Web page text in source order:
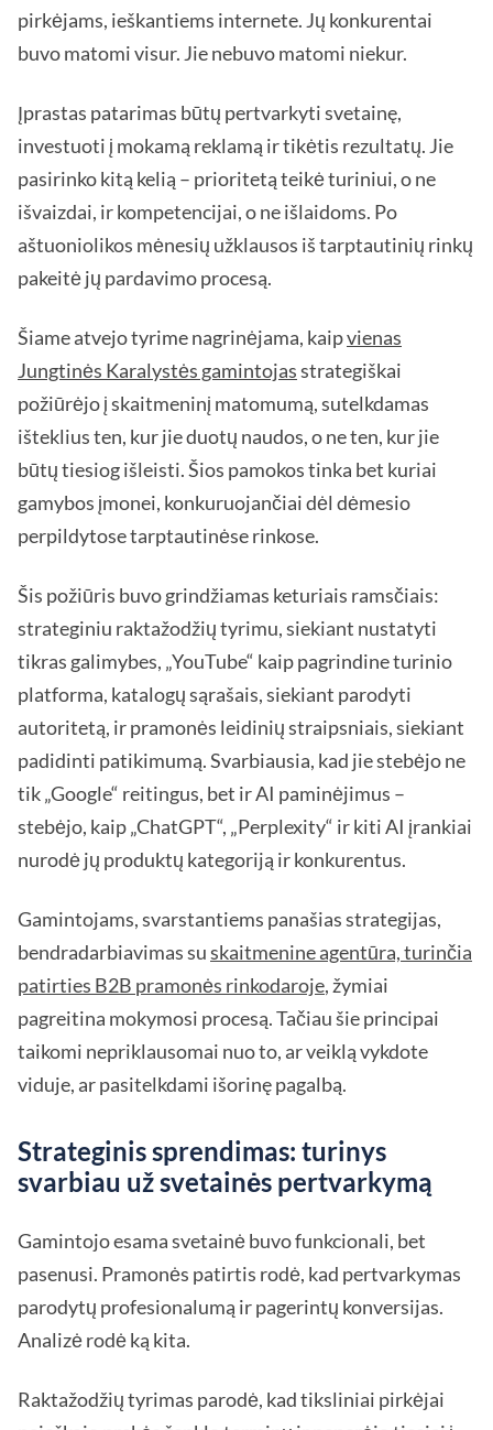
pirkėjams, ieškantiems internete. Jų konkurentai
buvo matomi visur. Jie nebuvo matomi niekur.
Įprastas patarimas būtų pertvarkyti svetainę,
investuoti į mokamą reklamą ir tikėtis rezultatų. Jie
pasirinko kitą kelią – prioritetą teikė turiniui, o ne
išvaizdai, ir kompetencijai, o ne išlaidoms. Po
aštuoniolikos mėnesių užklausos iš tarptautinių rinkų
pakeitė jų pardavimo procesą.
Šiame atvejo tyrime nagrinėjama, kaipvienas
Jungtinės Karalystės gamintojasstrategiškai
požiūrėjo į skaitmeninį matomumą, sutelkdamas
išteklius ten, kur jie duotų naudos, o ne ten, kur jie
būtų tiesiog išleisti. Šios pamokos tinka bet kuriai
gamybos įmonei, konkuruojančiai dėl dėmesio
perpildytose tarptautinėse rinkose.
Šis požiūris buvo grindžiamas keturiais ramsčiais:
strateginiu raktažodžių tyrimu, siekiant nustatyti
tikras galimybes, „YouTube“ kaip pagrindine turinio
platforma, katalogų sąrašais, siekiant parodyti
autoritetą, ir pramonės leidinių straipsniais, siekiant
padidinti patikimumą. Svarbiausia, kad jie stebėjo ne
tik „Google“ reitingus, bet ir AI paminėjimus –
stebėjo, kaip „ChatGPT“, „Perplexity“ ir kiti AI įrankiai
nurodė jų produktų kategoriją ir konkurentus.
Gamintojams, svarstantiems panašias strategijas,
bendradarbiavimas suskaitmenine agentūra, turinčia
patirties B2B pramonės rinkodaroje, žymiai
pagreitina mokymosi procesą. Tačiau šie principai
taikomi nepriklausomai nuo to, ar veiklą vykdote
viduje, ar pasitelkdami išorinę pagalbą.
Strateginis sprendimas: turinys
svarbiau už svetainės pertvarkymą
Gamintojo esama svetainė buvo funkcionali, bet
pasenusi. Pramonės patirtis rodė, kad pertvarkymas
parodytų profesionalumą ir pagerintų konversijas.
Analizė rodė ką kita.
Raktažodžių tyrimas parodė, kad tiksliniai pirkėjai